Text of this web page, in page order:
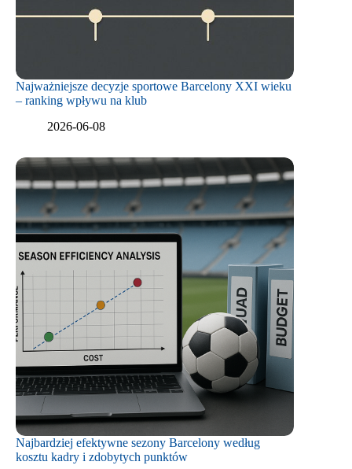
Najważniejsze decyzje sportowe Barcelony XXI wieku
– ranking wpływu na klub
2026-06-08
Najbardziej efektywne sezony Barcelony według
kosztu kadry i zdobytych punktów